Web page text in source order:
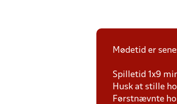
Mødetid er
Spilletid 1x9
Husk at stille
Førstnævnte